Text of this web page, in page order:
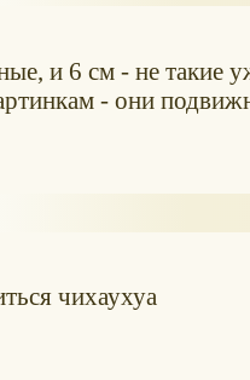
и 6 см - не такие
- они
чихаухуа